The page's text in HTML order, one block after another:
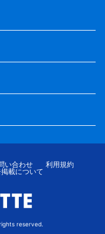
い合わせ
利用規約
載について
reserved.